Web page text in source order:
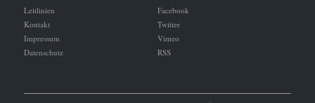
Leitlinien
Kontakt
Impressum
Datenschutz
Facebook
Twitter
Vimeo
RSS